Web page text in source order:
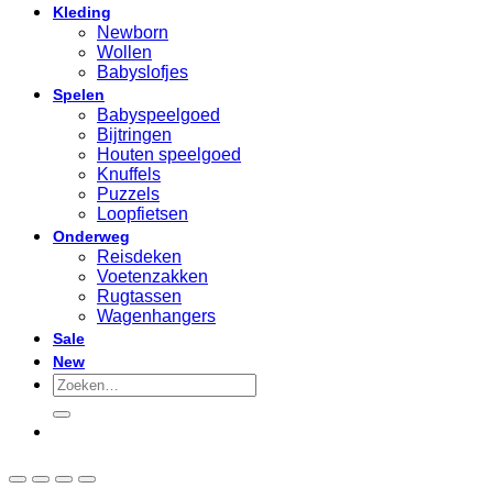
Kleding
Newborn
Wollen
Babyslofjes
Spelen
Babyspeelgoed
Bijtringen
Houten speelgoed
Knuffels
Puzzels
Loopfietsen
Onderweg
Reisdeken
Voetenzakken
Rugtassen
Wagenhangers
Sale
New
Zoeken